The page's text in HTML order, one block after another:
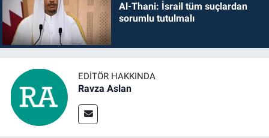
Al-Thani: İsrail tüm suçlardan
sorumlu tutulmalı
EDITÖR HAKKINDA
Ravza Aslan